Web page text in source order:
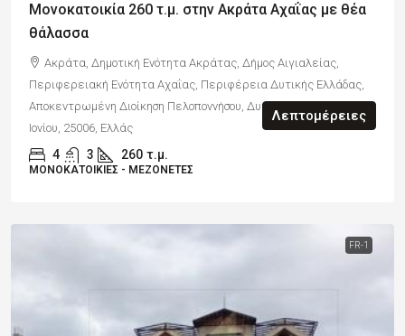
Μονοκατοικία 260 τ.μ. στην Ακράτα Αχαΐας με θέα
θάλασσα
Ακράτα, Δημοτική Ενότητα Ακράτας, Δήμος Αιγιαλείας,
Περιφερειακή Ενότητα Αχαΐας, Περιφέρεια Δυτικής Ελλάδας,
Αποκεντρωμένη Διοίκηση Πελοποννήσου, Δυτικής Ελλάδας και
Ιονίου, 25006, Ελλάς
4 3 260 τ.μ.
ΜΟΝΟΚΑΤΟΙΚΊΕΣ - ΜΕΖΟΝΈΤΕΣ
Λεπτομέρειες
FR-1